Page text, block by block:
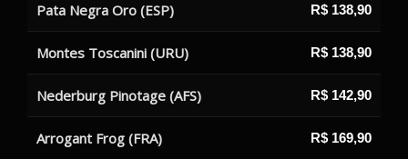
Pata Negra Oro (ESP) R$ 138,90
Montes Toscanini (URU) R$ 138,90
Nederburg Pinotage (AFS) R$ 142,90
Arrogant Frog (FRA) R$ 169,90